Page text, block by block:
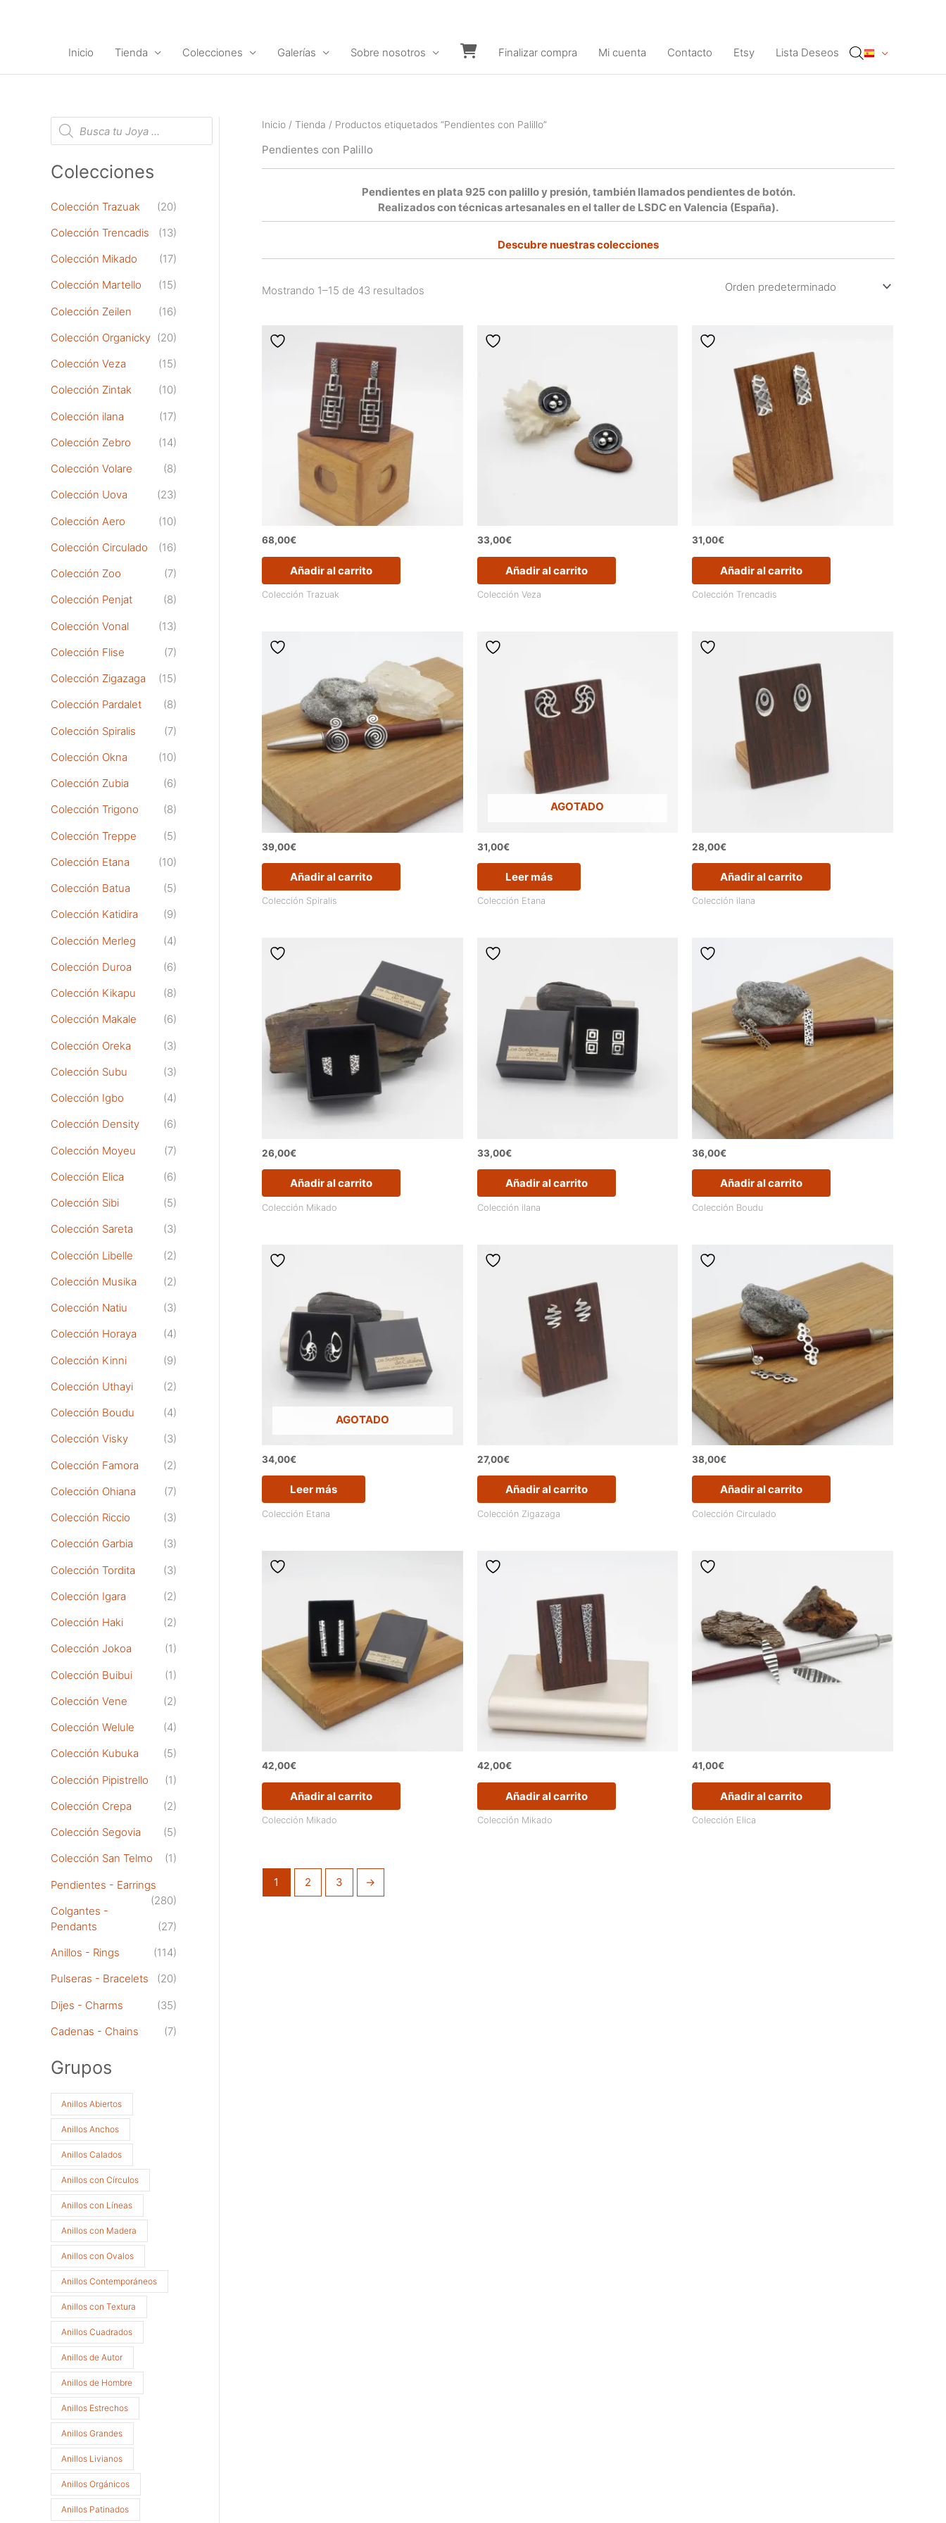
Inicio
Tienda Colecciones Galerías
Sobre nosotros
Carrito
Finalizar compra Mi cuenta Contacto Etsy Lista Deseos
B
s
u
e
d
p
r
d
c
t
s
Colecciones
Colección Trazuak
(20)
Colección Trencadis
(13)
Colección Mikado
(17)
Colección Martello
(15)
Colección Zeilen
(16)
Colección Organicky (20)
Colección Veza
(15)
Colección Zintak
(10)
Colección ilana
(17)
Colección Zebro
(14)
Colección Volare
(8)
Colección Uova
(23)
Colección Aero
(10)
Colección Circulado
(16)
Colección Zoo
(7)
Colección Penjat
(8)
Colección Vonal
(13)
Colección Flise
(7)
Colección Zigazaga
(15)
Colección Pardalet
(8)
Colección Spiralis
(7)
Colección Okna
(10)
Colección Zubia
(6)
Colección Trigono
(8)
Colección Treppe
(5)
Colección Etana
(10)
Colección Batua
(5)
Colección Katidira
(9)
Colección Merleg
(4)
Colección Duroa
(6)
Colección Kikapu
(8)
Colección Makale
(6)
Colección Oreka
(3)
Colección Subu
(3)
Colección Igbo
(4)
Colección Density
(6)
Colección Moyeu
(7)
Colección Elica
(6)
Colección Sibi
(5)
Colección Sareta
(3)
Colección Libelle
(2)
Colección Musika
(2)
Colección Natiu
(3)
Colección Horaya
(4)
Colección Kinni
(9)
Colección Uthayi
(2)
Colección Boudu
(4)
Colección Visky
(3)
Colección Famora
(2)
Colección Ohiana
(7)
Colección Riccio
(3)
Colección Garbia
(3)
Colección Tordita
(3)
Colección Igara
(2)
Colección Haki
(2)
Colección Jokoa
(1)
Colección Buibui
(1)
Colección Vene
(2)
Colección Welule
(4)
Colección Kubuka
(5)
Colección Pipistrello
(1)
Colección Crepa
(2)
Colección Segovia
(5)
Colección San Telmo
(1)
Pendientes - Earrings
(280)
Colgantes -
Pendants
(27)
Anillos - Rings
(114)
Pulseras - Bracelets
(20)
Dijes - Charms
(35)
Cadenas - Chains
(7)
Grupos
Anillos Abiertos
Anillos Anchos
Anillos Calados
Anillos con Círculos
Anillos con Líneas
Anillos con Madera
Anillos con Ovalos
Anillos Contemporáneos
Anillos con Textura
Anillos Cuadrados
Anillos de Autor
Anillos de Hombre
Anillos Estrechos
Anillos Grandes
Anillos Livianos
Anillos Orgánicos
Anillos Patinados
Inicio / Tienda / Productos etiquetados “Pendientes con Palillo”
Pendientes con Palillo
Pendientes en plata 925 con palillo y presión, también llamados pendientes de botón.
Realizados con técnicas artesanales en el taller de LSDC en Valencia (España).
Descubre nuestras colecciones
Mostrando 1–15 de 43 resultados
68,00€
Añadir al carrito
Colección Trazuak
33,00€
Añadir al carrito
Colección Veza
31,00€
Añadir al carrito
Colección Trencadis
39,00€
Añadir al carrito
Colección Spiralis
AGOTADO
31,00€
Leer más
Colección Etana
28,00€
Añadir al carrito
Colección ilana
26,00€
Añadir al carrito
Colección Mikado
33,00€
Añadir al carrito
Colección ilana
36,00€
Añadir al carrito
Colección Boudu
AGOTADO
34,00€
Leer más
Colección Etana
27,00€
Añadir al carrito
Colección Zigazaga
38,00€
Añadir al carrito
Colección Circulado
42,00€
Añadir al carrito
Colección Mikado
42,00€
Añadir al carrito
Colección Mikado
41,00€
Añadir al carrito
Colección Elica
1 2 3 →